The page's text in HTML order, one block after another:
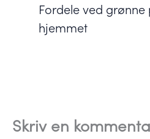
Fordele ved grønne
hjemmet
Skriv en